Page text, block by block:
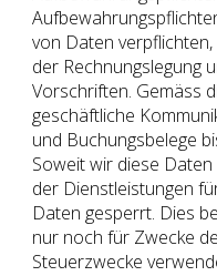
von Daten
der Rechnungslegung
Vorschriften. Gemäss
geschäftliche
und Buchungsbelege
Soweit wir diese
der Dienstleistungen
Daten gesperrt. Dies
nur noch für Zwecke
Steuerzwecke